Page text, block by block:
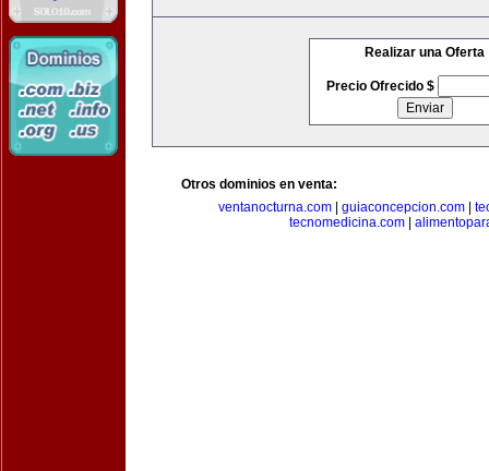
Realizar una Oferta
Precio Ofrecido $
Otros dominios en venta:
ventanocturna.com| guiaconcepcion.com|
tecnomedicina.com|